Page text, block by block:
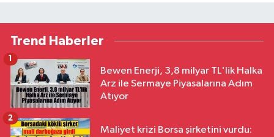
Trend Haberler
Bewen Enerji, 3,8 milyar TL'lik Halka
Arz ile Sermaye Piyasalarına Adım
Atıyor
1
Maliyet krizi Borsa şirketini vurdu:
2